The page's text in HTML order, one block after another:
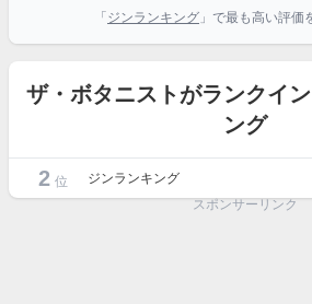
「 ジンランキング 」で最も高い評価
ザ・ボタニストがランクイ
ング
2 位
ジンランキング
スポンサーリンク